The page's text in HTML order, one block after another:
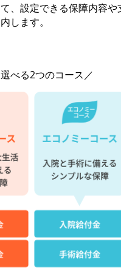
、 設定できる保障内容や
します。
べる2つのコース／